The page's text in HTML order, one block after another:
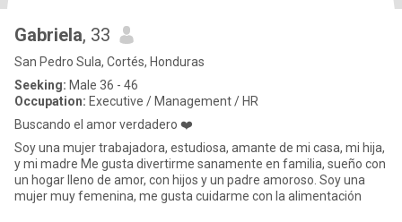
Gabriela, 33
San Pedro Sula, Cortés, Honduras
Seeking: Male 36 - 46
Occupation: Executive / Management / HR
Buscando el amor verdadero ❤️
Soy una mujer trabajadora, estudiosa, amante de mi casa, mi hija,
y mi madre Me gusta divertirme sanamente en familia, sueño con
un hogar lleno de amor, con hijos y un padre amoroso. Soy una
mujer muy femenina, me gusta cuidarme con la alimentación